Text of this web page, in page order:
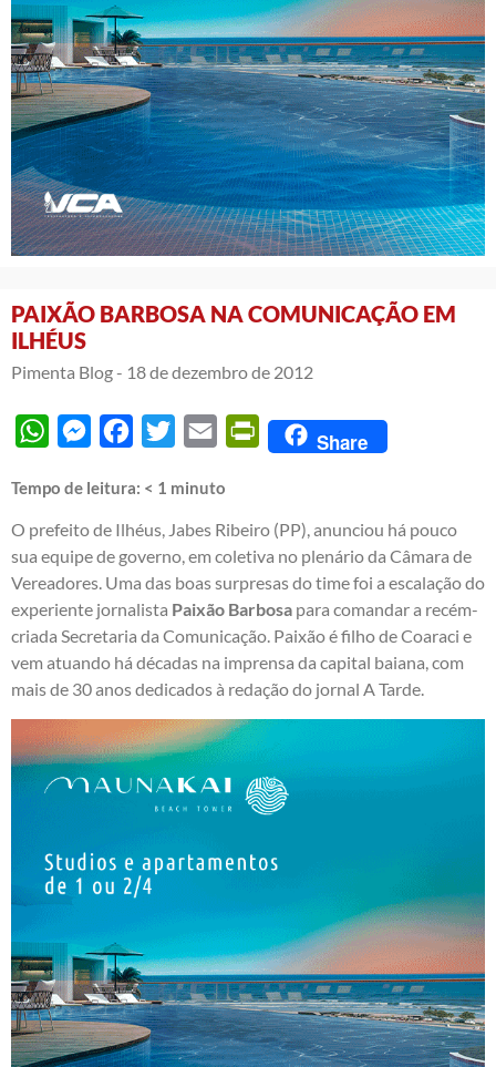
PAIXÃO BARBOSA NA COMUNICAÇÃO EM
ILHÉUS
Pimenta Blog - 18 de dezembro de 2012
WhatsAppMessengerFacebook
Twitter Email PrintFriendly
Share
Tempo de leitura: < 1 minuto
O prefeito de Ilhéus, Jabes Ribeiro (PP), anunciou há pouco
sua equipe de governo, em coletiva no plenário da Câmara de
Vereadores. Uma das boas surpresas do time foi a escalação do
experiente jornalista Paixão Barbosa para comandar a recém-
criada Secretaria da Comunicação. Paixão é filho de Coaraci e
vem atuando há décadas na imprensa da capital baiana, com
mais de 30 anos dedicados à redação do jornal A Tarde.